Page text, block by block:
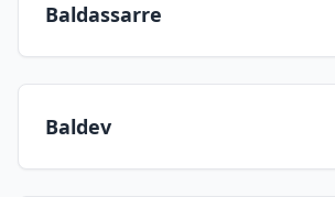
Baldassarre
Baldev